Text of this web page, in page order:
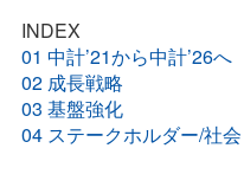
INDEX
01 中計’21から中計’26へ
02 成長戦略
03 基盤強化
04 ステークホルダー/社